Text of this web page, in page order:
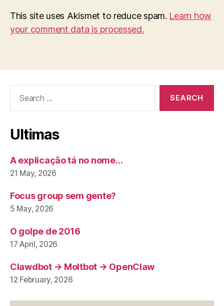
This site uses Akismet to reduce spam. Learn how
your comment data is processed.
Ultimas
A explicação tá no nome…
21 May, 2026
Focus group sem gente?
5 May, 2026
O golpe de 2016
17 April, 2026
Clawdbot → Moltbot → OpenClaw
12 February, 2026